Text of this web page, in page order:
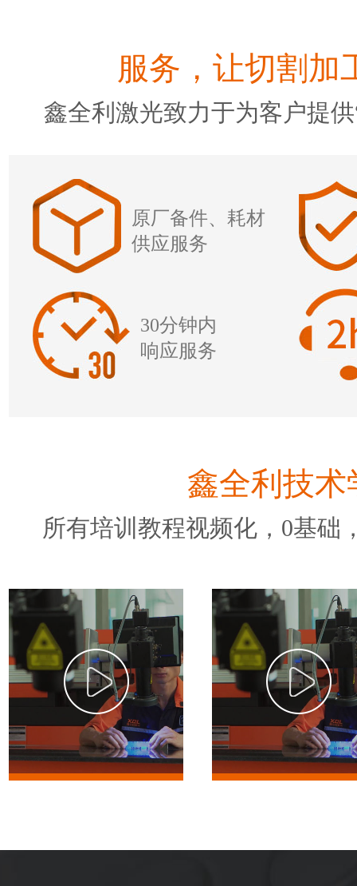
服务，让切割加
鑫全利激光致力于为客户提
原厂备件、耗材
供应服务
30分钟内
响应服务
鑫全利技术
所有培训教程视频化，0基础